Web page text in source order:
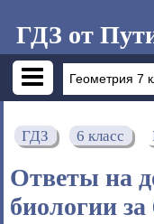
ГДЗ от
ГДЗ 6 класс
Ответы на
биологии за